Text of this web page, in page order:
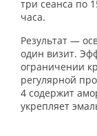
три сеанса по
часа.
Результат —
один визит.
ограничении
регулярной
4 содержит
укрепляет